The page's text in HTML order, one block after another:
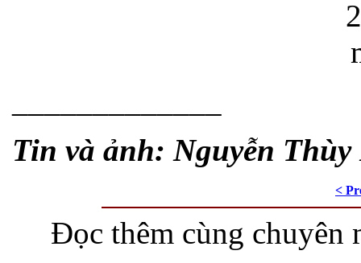
Tin và ảnh: Nguyễn Thùy
<
Đọc thêm cùng chuyên